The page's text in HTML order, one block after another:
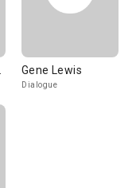
Gene Lewis
Dialogue